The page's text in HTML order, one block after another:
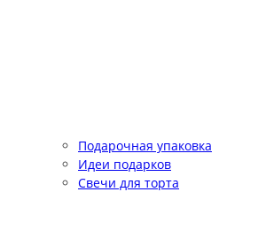
Подарочная упаковка
Идеи подарков
Свечи для торта